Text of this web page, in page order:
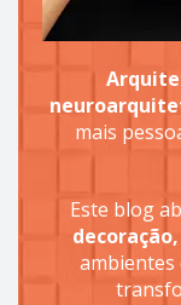
mais
Este blog
ambientes